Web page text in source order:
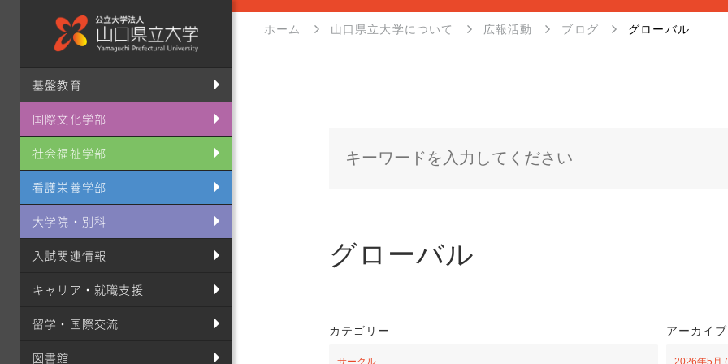
基盤教育
国際文化学部
社会福祉学部
看護栄養学部
大学院・別科
入試関連情報
キャリア・就職支援
留学・国際交流
図書館
ホーム 山口県立大学について 広報活動 ブログ グローバル
グローバル
カテゴリー
サークル
アーカイブ
2026年5月